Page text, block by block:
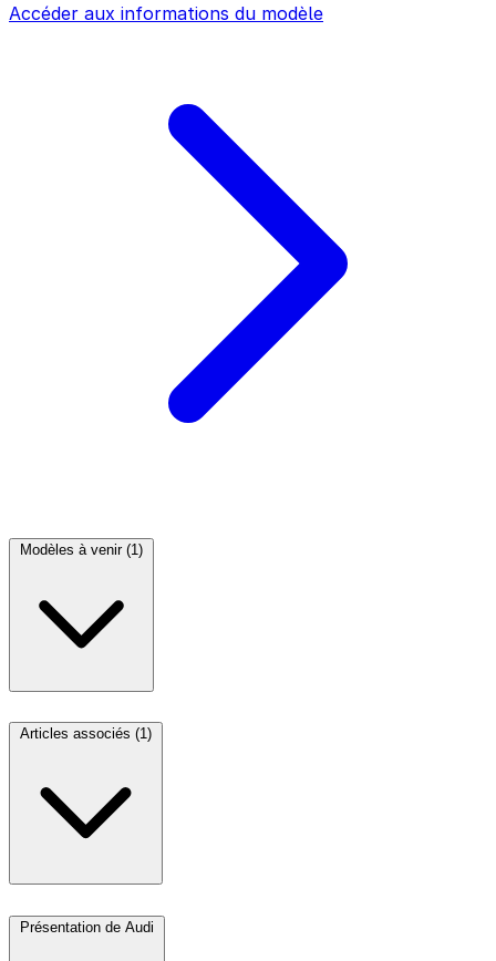
Accéder aux informations du modèle
Modèles à venir (1)
Articles associés (1)
Présentation de Audi